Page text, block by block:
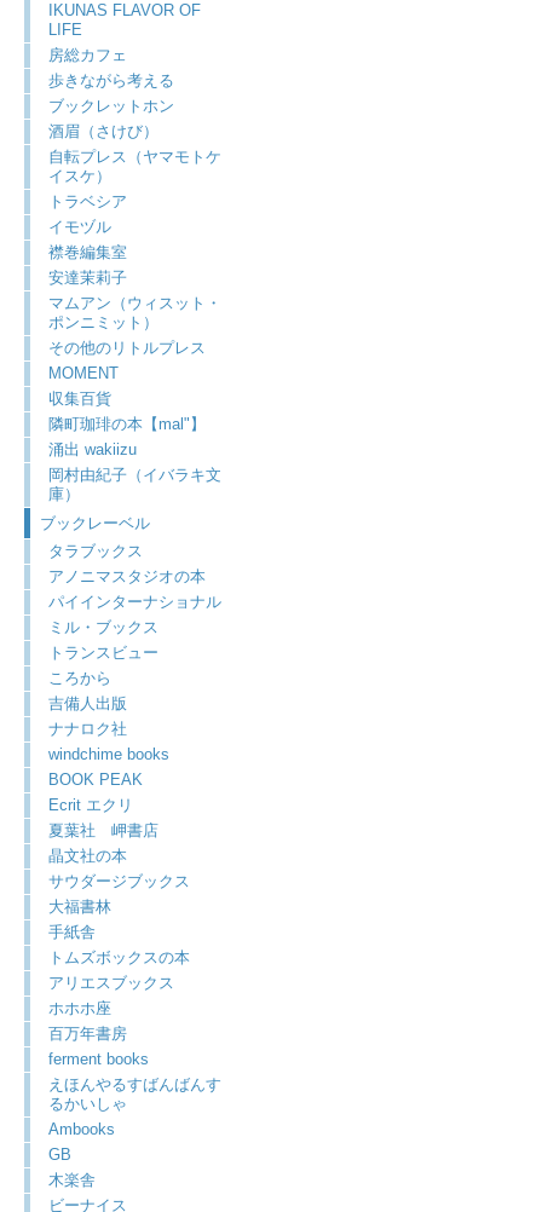
IKUNAS FLAVOR OF
LIFE
房総カフェ
歩きながら考える
ブックレットホン
酒眉（さけび）
自転プレス（ヤマモトケ
イスケ）
トラベシア
イモヅル
襟巻編集室
安達茉莉子
マムアン（ウィスット・
ポンニミット）
その他のリトルプレス
MOMENT
収集百貨
隣町珈琲の本【mal"】
涌出 wakiizu
岡村由紀子（イバラキ文
庫）
ブックレーベル
タラブックス
アノニマスタジオの本
パイインターナショナル
ミル・ブックス
トランスビュー
ころから
吉備人出版
ナナロク社
windchime books
BOOK PEAK
Ecrit エクリ
夏葉社 岬書店
晶文社の本
サウダージブックス
大福書林
手紙舎
トムズボックスの本
アリエスブックス
ホホホ座
百万年書房
ferment books
えほんやるすばんばんす
るかいしゃ
Ambooks
GB
木楽舎
ビーナイス